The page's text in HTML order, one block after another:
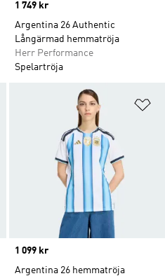
Price
1 749 kr
Argentina 26 Authentic
Långärmad hemmatröja
Herr Performance
Spelartröja
Lägg till på önskelistan
Price
1 099 kr
Argentina 26 hemmatröja